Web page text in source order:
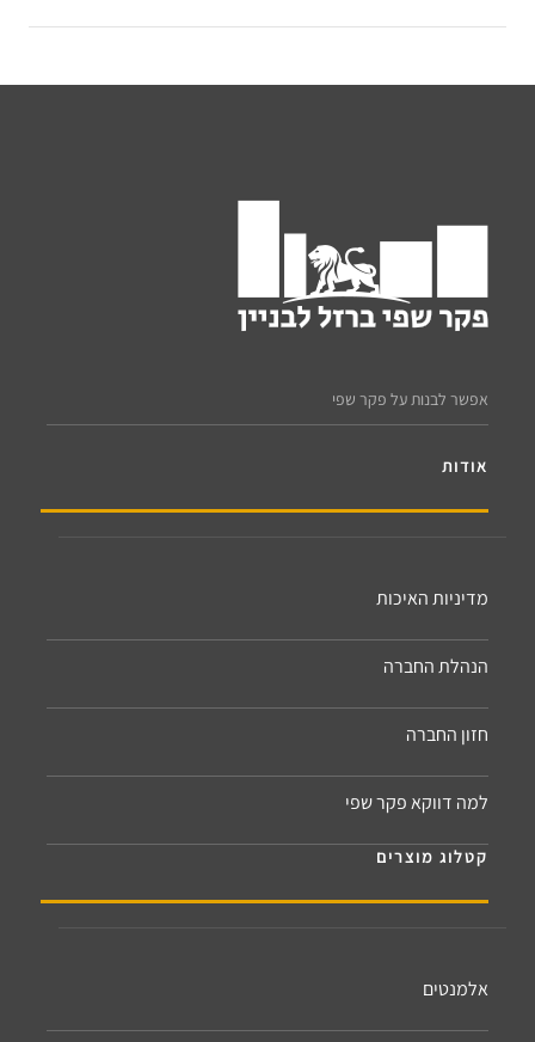
אפשר לבנות על פקר שפי
אודות
מדיניות האיכות
הנהלת החברה
חזון החברה
למה דווקא פקר שפי
קטלוג מוצרים
אלמנטים